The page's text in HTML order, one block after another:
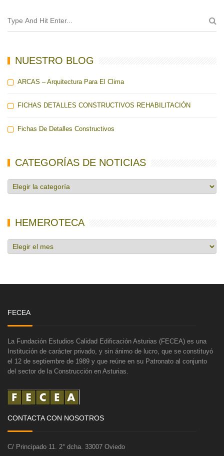
NUESTRO BLOG
ARCAS – Arquitectura Para El Clima
FICHAS DETALLES CONSTRUCTIVOS REHABILITACIÓN
Fichas De Detalles Constructivos
CATEGORÍAS DE NOTICIAS
Categorías
de
HEMEROTECA
Hemeroteca
FECEA
La Fundación Estudios Calidad Edificación Asturias (FECEA) es una
Institución de carácter privado, y sin ánimo de lucro, que se constituyó
el 12 de septiembre de 1989 y que reúne en su Patronato al conjunto
del sector de la Construcción en Asturias.
CONTACTA CON NOSOTROS
C/ Principado 11. 2° dcha. 33007 Oviedo